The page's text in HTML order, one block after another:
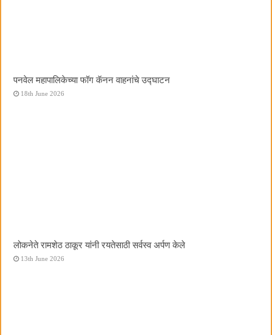
पनवेल महापालिकेच्या फॉग कॅनन वाहनांचे उद्घाटन
18th June 2026
लोकनेते रामशेठ ठाकूर यांनी रयतेसाठी सर्वस्व अर्पण केले
13th June 2026